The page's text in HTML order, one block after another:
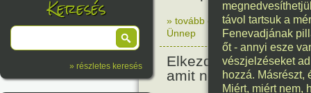
Keresés
» részletes keresés
» tovább olvasom |Nincs
Ünnep
Elkezdődött a pisai
amit nem terveztek
távol tartsuk a
Fenevadjának
őt - annyi esze
vészjelzéseket
hozzá. Másrészt,
Miért, miért nem,